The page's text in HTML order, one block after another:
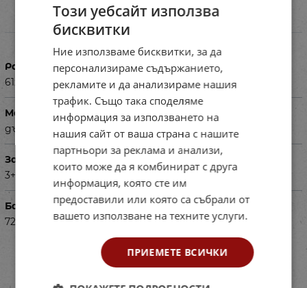
Характеристики
Размери в см
61x27x90
Материал
дърво
За деца на възраст
3+
Баркод (ISBN, UPC, др.)
724583562
Този уебсайт използва
бисквитки
Ние използваме бисквитки, за да
персонализираме съдържанието,
рекламите и да анализираме нашия
трафик. Също така споделяме
информация за използването на
нашия сайт от ваша страна с нашите
партньори за реклама и анализи,
които може да я комбинират с друга
информация, която сте им
предоставили или която са събрали от
вашето използване на техните услуги.
ПРИЕМЕТЕ ВСИЧКИ